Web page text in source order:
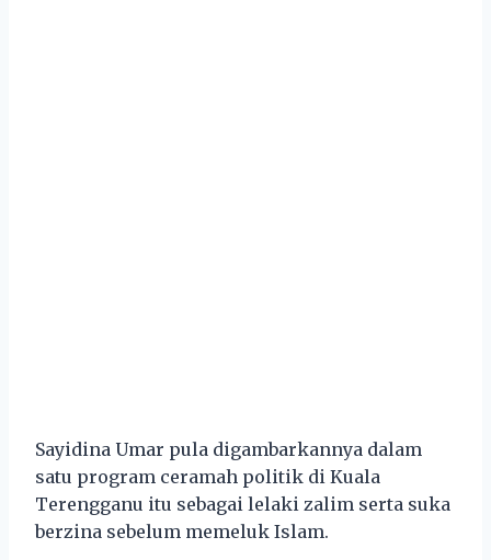
Sayidina Umar pula digambarkannya dalam
satu program ceramah politik di Kuala
Terengganu itu sebagai lelaki zalim serta suka
berzina sebelum memeluk Islam.